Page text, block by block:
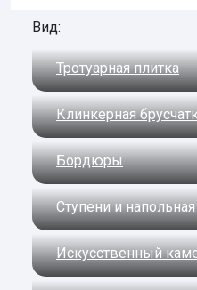
Вид:
Тротуарная плитка
Клинкерная
Бордюры
Ступени и
Искусственный